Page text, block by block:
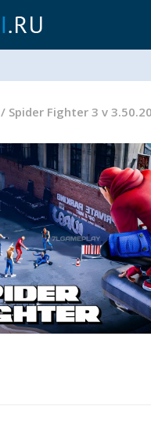
/ Spider Fighter 3 v